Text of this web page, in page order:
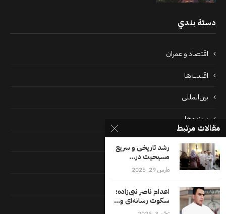
دستة بندي
اقتصاد و عمران
اقلیت‌ها
بین‌المللی
پرونده‌ها
جامعه
دسته بندی نشده
فرهنگ
مقالات مرتبط
رشد تاریخی و سریع
مسیحیت در...
مارس 29, 2026
اعدام ناصر نبی‌زاده؛
سکوت رسانه‌ای و...